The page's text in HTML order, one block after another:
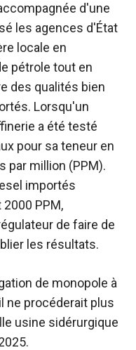
d'une
les agences d'État
locale en
pétrole tout en
des qualités bien
Lorsqu'un
a été testé
pour sa teneur en
par million (PPM).
importés
PPM,
de faire de
les résultats.
de monopole à
ne procéderait plus
usine sidérurgique